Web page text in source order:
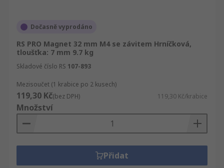
Dočasně vyprodáno
RS PRO Magnet 32 mm M4 se závitem Hrníčková,
tloušťka: 7 mm 9.7 kg
Skladové číslo RS 107-893
Mezisoučet (1 krabice po 2 kusech)
119,30 Kč(bez DPH) 119,30 Kč/krabice
Množství
Přidat